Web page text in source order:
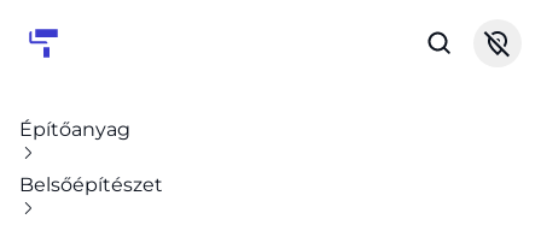
Építőanyag
Belsőépítészet